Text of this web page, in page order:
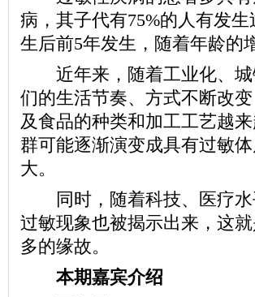
病，其子代有75%的人有发
生后前5年发生，随着年龄的
近年来，随着工业化、城
们的生活节奏、方式不断改
及食品的种类和加工工艺越
群可能逐渐演变成具有过敏
大。
同时，随着科技、医疗水
过敏现象也被揭示出来，这
多的缘故。
本期嘉宾介绍